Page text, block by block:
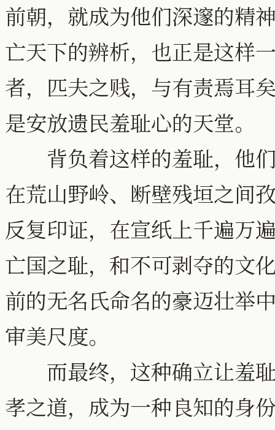
前朝，就成为他们深邃的精
亡天下的辨析，也正是这样
者，匹夫之贱，与有责焉
是安放遗民羞耻心的天堂。
背负着这样的羞耻，他们
在荒山野岭、断壁残垣之间
反复印证，在宣纸上千遍万
亡国之耻，和不可剥夺的文
前的无名氏命名的豪迈壮举
审美尺度。
而最终，这种确立让羞耻
孝之道，成为一种良知的身